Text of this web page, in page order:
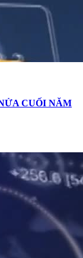
CUỐI NĂM